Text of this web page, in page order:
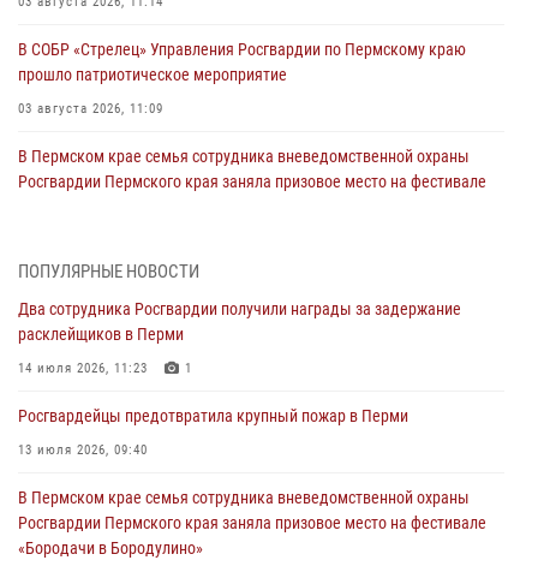
В СОБР «Стрелец» Управления Росгвардии по Пермскому краю
прошло патриотическое мероприятие
03 августа 2026, 11:09
В Пермском крае семья сотрудника вневедомственной охраны
Росгвардии Пермского края заняла призовое место на фестивале
юных спортсменов
03 августа 2026, 10:59
30 июля 2026, 05:19
богослужении в Перми
28 июля 2026, 10:44
ПОПУЛЯРНЫЕ НОВОСТИ
Два сотрудника Росгвардии получили награды за задержание
расклейщиков в Перми
14 июля 2026, 11:23 1
Росгвардейцы предотвратила крупный пожар в Перми
13 июля 2026, 09:40
В Пермском крае семья сотрудника вневедомственной охраны
Росгвардии Пермского края заняла призовое место на фестивале
«Бородачи в Бородулино»